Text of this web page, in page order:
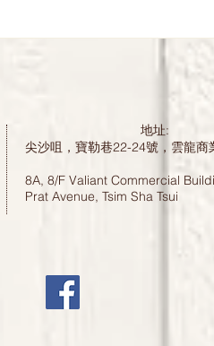
地址:
尖沙咀，寶勒巷22-24號，雲龍
8A, 8/F Valiant Commercial
Prat Avenue, Tsim Sha Tsui